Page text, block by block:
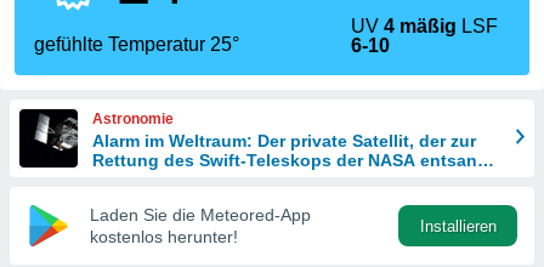
sind.
diese
gefühlte Temperatur 25°
UV4 mäßig LSF
6-10
Astronomie
Alarm im Weltraum: Der private Satellit, der zur
Rettung des Swift-Teleskops der NASA entsandt
Laden Sie die Meteored-App
kostenlos herunter!
Installieren